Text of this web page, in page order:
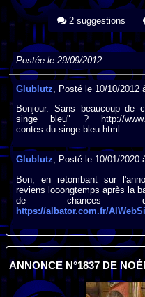
2 suggestions
Postée le 29/09/2012.
Glublutz , Posté le 10/10/2012
Bonjour. Sans beaucoup de
singe bleu" ? http://
contes-du-singe-bleu.html
Glublutz, Posté le 10/01/2020
Bon, en retombant sur
reviens looongtemps après la
de chances
https://albator.com.fr/
ANNONCE N°1837 DE